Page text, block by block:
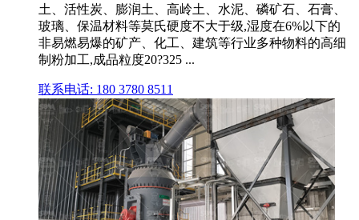
土、活性炭、膨润土、高岭土、水泥、磷矿石、石膏、
玻璃、保温材料等莫氏硬度不大于级,湿度在6%以下的
非易燃易爆的矿产、化工、建筑等行业多种物料的高细
制粉加工,成品粒度20?325 ...
联系电话: 180 3780 8511